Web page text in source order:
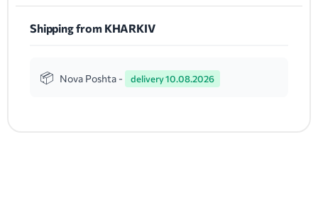
Shipping from KHARKIV
Nova Poshta - delivery 10.08.2026